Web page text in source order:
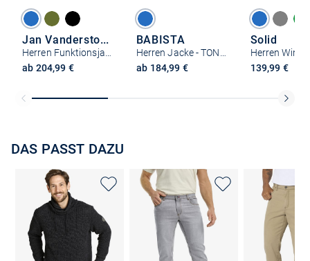
Jan Vanderstorm
ab 204,99 €
BABISTA
ab 184,99 €
Solid
139,99 €
DAS PASST DAZU